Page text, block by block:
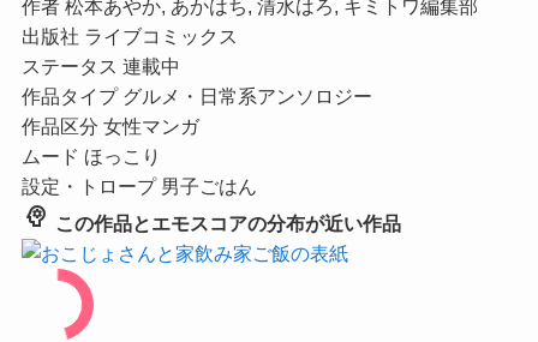
作者 松本あやか, あかはち, 清水はろ, キミトワ編集部
出版社 ライブコミックス
ステータス 連載中
作品タイプ グルメ・日常系アンソロジー
作品区分 女性マンガ
ムード ほっこり
設定・トロープ 男子ごはん
psychology この作品とエモスコアの分布が近い作品